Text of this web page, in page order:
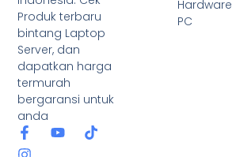
Produk terbaru
bintang Laptop
Server, dan
dapatkan harga
termurah
bergaransi untuk
anda
Hardware
PC